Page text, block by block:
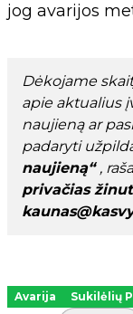
jog avarijos
Dėkojame
apie aktualius
naujieną ar
padaryti
naujieną“ ,
privačias
Avarija Sukilėlių